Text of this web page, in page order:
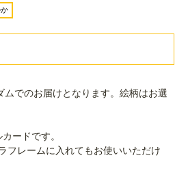
でのお届けとなります。絵柄はお選
ードです。
フレームに入れてもお使いいただけ